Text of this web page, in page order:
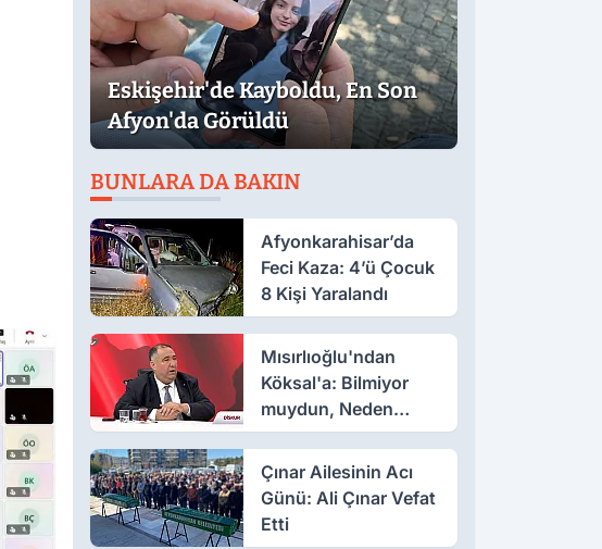
Eskişehir'de Kayboldu, En Son
Afyon'da Görüldü
BUNLARA DA BAKIN
Afyonkarahisar’da
Feci Kaza: 4’ü Çocuk
8 Kişi Yaralandı
Mısırlıoğlu'ndan
Köksal'a: Bilmiyor
muydun, Neden
Muhalefet Adayı
Oldun?
Çınar Ailesinin Acı
Günü: Ali Çınar Vefat
Etti